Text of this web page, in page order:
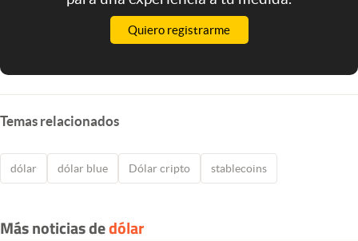
Quiero registrarme
Temas relacionados
dólar dólar blue Dólar cripto stablecoins
Más noticias dedólar